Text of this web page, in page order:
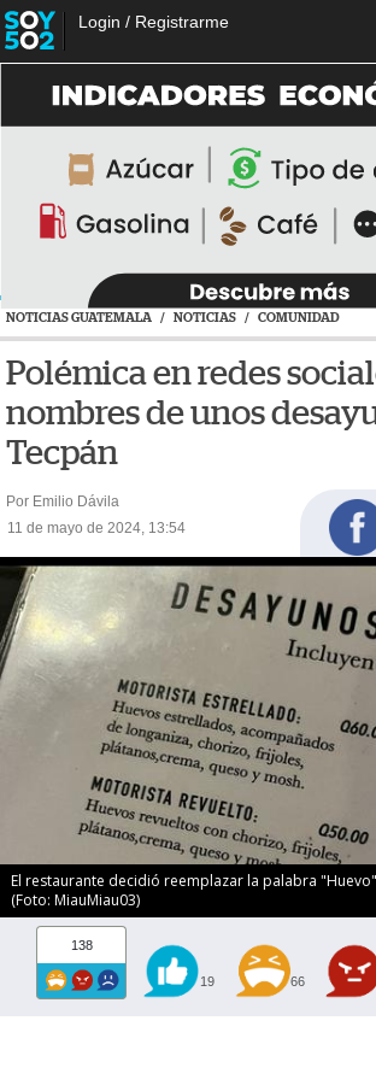
Login / Registrarme
NOTICIAS GUATEMALA / NOTICIAS / COMUNIDAD
Polémica en redes
nombres de unos
Tecpán
Por Emilio Dávila
11 de mayo de 2024, 13:54
El restaurante decidió reemplazar la palabra
(Foto: MiauMiau03)
138
19 66